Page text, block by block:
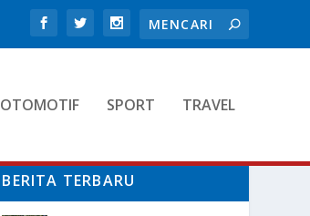
OTOMOTIF SPORT TRAVEL
BERITA TERBARU